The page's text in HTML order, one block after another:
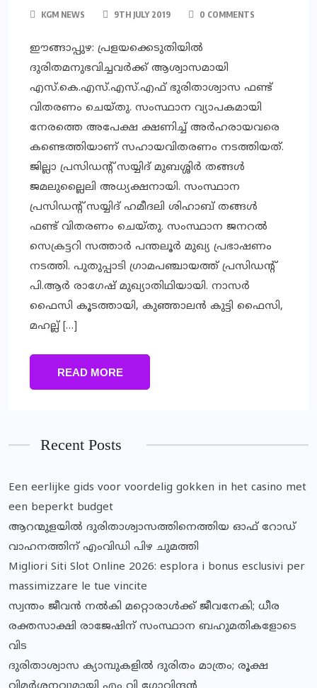
KGM NEWS 9TH JULY 2019 0 COMMENTS
ഈങ്ങാപ്പുഴ: പ്രളയക്കെടുതിയില്‍
ദുരിതമനുഭവിച്ചവര്‍ക്ക് ആശ്വാസമായി
എസ്.കെ.എസ്.എസ്.എഫ് ഭുരിതാശ്വാസ ഫണ്ട്
വിതരണം ചെയ്തു. സംസ്ഥാന വ്യാപകമായി
നേരത്തെ അപേക്ഷ ക്ഷണിച്ച് അര്‍ഹരായവരെ
കണ്ടെത്തിയാണ് സഹായവിതരണം നടത്തിയത്.
ജില്ലാ പ്രസിഡന്റ് സയ്യിദ് മുബശ്ശിര്‍ തങ്ങള്‍
ജമലുല്ലൈലി അധ്യക്ഷനായി. സംസ്ഥാന
പ്രസിഡന്റ് സയ്യിദ് ഹമീദലി ശിഹാബ് തങ്ങള്‍
ഫണ്ട് വിതരണം ചെയ്തു. സംസ്ഥാന ജനറല്‍
സെക്രട്ടറി സത്താര്‍ പന്തലൂര്‍ മുഖ്യ പ്രഭാഷണം
നടത്തി. പുതുപ്പാടി ഗ്രാമപഞ്ചായത്ത് പ്രസിഡന്റ്
പി.ആര്‍ രാഗേഷ് മുഖ്യാതിഥിയായി. നാസര്‍
ഫൈസി കൂടത്തായി, കുഞ്ഞാലന്‍ കുട്ടി ഫൈസി,
മഹല്ല് […]
READ MORE
Recent Posts
Een eerlijke gids voor voordelig gokken in het casino met
een beperkt budget
ആറന്മുളയിൽ ദുരിതാശ്വാസത്തിനെത്തിയ ഓഫ് റോഡ്
വാഹനത്തിന് എംവിഡി പിഴ ചുമത്തി
Migliori Siti Slot Online 2026: esplora i bonus esclusivi per
massimizzare le tue vincite
സ്വന്തം ജീവൻ നൽകി മറ്റൊരാൾക്ക് ജീവനേകി; ധീര
രക്തസാക്ഷി രാജേഷിന് സംസ്ഥാന ബഹുമതികളോടെ
വിട
ദുരിതാശ്വാസ ക്യാമ്പുകളിൽ ദുരിതം മാത്രം; രൂക്ഷ